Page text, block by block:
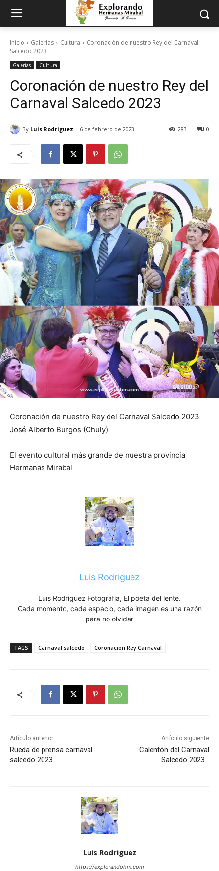
Inicio Galerías Cultura
Coronación de nuestro Rey del Carnaval
Salcedo 2023
Galerías Cultura
Coronación de nuestro Rey del
Carnaval Salcedo 2023
By Luis Rodriguez 6 de febrero de 2023 0
283
Coronación de nuestro Rey del Carnaval Salcedo 2023
José Alberto Burgos (Chuly).
El evento cultural más grande de nuestra provincia
Hermanas Mirabal
Luis Rodriguez
Luis Rodríguez Fotografía, El poeta del lente.
Cada momento, cada espacio, cada imagen es una razón
para no olvidar
TAGS Carnaval salcedo Coronacion Rey Carnaval
Artículo anterior
Rueda de prensa carnaval
salcedo 2023
Artículo siguiente
Calentón del Carnaval
Salcedo 2023…
Luis Rodriguez
https://explorandohm.com